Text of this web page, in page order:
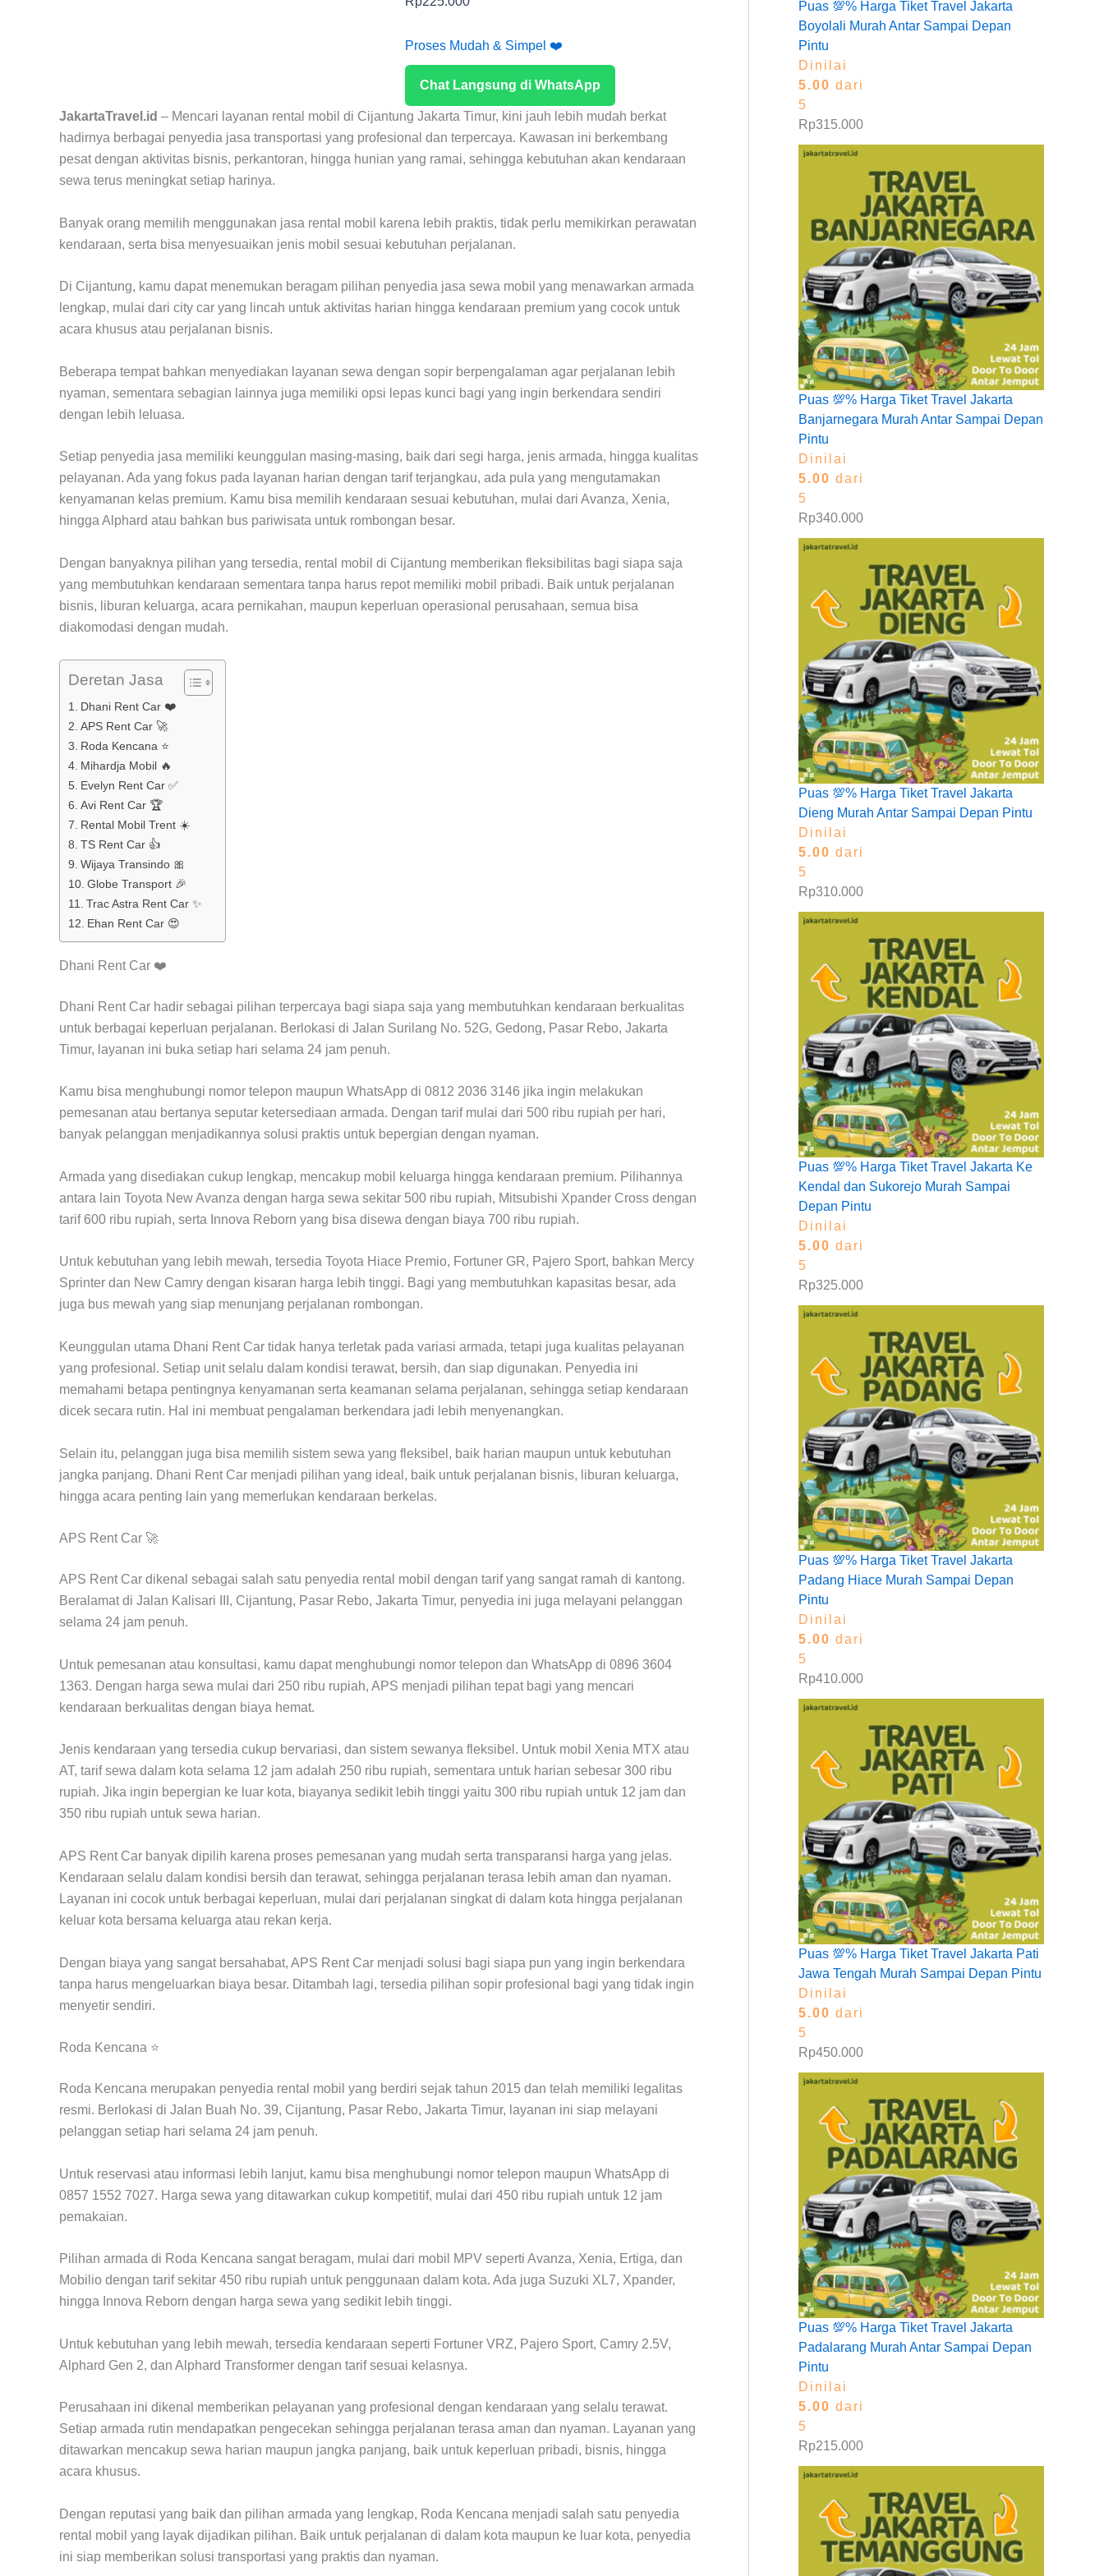
Proses Mudah & Simpel ❤️
Chat Langsung di WhatsApp
JakartaTravel.id – Mencari layanan rental mobil di Cijantung Jakarta Timur, kini jauh lebih mudah berkat
hadirnya berbagai penyedia jasa transportasi yang profesional dan terpercaya. Kawasan ini berkembang
pesat dengan aktivitas bisnis, perkantoran, hingga hunian yang ramai, sehingga kebutuhan akan kendaraan
sewa terus meningkat setiap harinya.
Banyak orang memilih menggunakan jasa rental mobil karena lebih praktis, tidak perlu memikirkan perawatan
kendaraan, serta bisa menyesuaikan jenis mobil sesuai kebutuhan perjalanan.
Di Cijantung, kamu dapat menemukan beragam pilihan penyedia jasa sewa mobil yang menawarkan armada
lengkap, mulai dari city car yang lincah untuk aktivitas harian hingga kendaraan premium yang cocok untuk
acara khusus atau perjalanan bisnis.
Beberapa tempat bahkan menyediakan layanan sewa dengan sopir berpengalaman agar perjalanan lebih
nyaman, sementara sebagian lainnya juga memiliki opsi lepas kunci bagi yang ingin berkendara sendiri
dengan lebih leluasa.
Setiap penyedia jasa memiliki keunggulan masing-masing, baik dari segi harga, jenis armada, hingga kualitas
pelayanan. Ada yang fokus pada layanan harian dengan tarif terjangkau, ada pula yang mengutamakan
kenyamanan kelas premium. Kamu bisa memilih kendaraan sesuai kebutuhan, mulai dari Avanza, Xenia,
hingga Alphard atau bahkan bus pariwisata untuk rombongan besar.
Dengan banyaknya pilihan yang tersedia, rental mobil di Cijantung memberikan fleksibilitas bagi siapa saja
yang membutuhkan kendaraan sementara tanpa harus repot memiliki mobil pribadi. Baik untuk perjalanan
bisnis, liburan keluarga, acara pernikahan, maupun keperluan operasional perusahaan, semua bisa
diakomodasi dengan mudah.
Deretan Jasa
Dhani Rent Car ❤️
APS Rent Car 🚀
Roda Kencana ⭐
Mihardja Mobil 🔥
Evelyn Rent Car ✅
Avi Rent Car 🏆
Rental Mobil Trent ☀️
TS Rent Car 👍
Wijaya Transindo 🎀
Globe Transport 🎉
Trac Astra Rent Car ✨
Ehan Rent Car 😍
Dhani Rent Car ❤️
Dhani Rent Car hadir sebagai pilihan terpercaya bagi siapa saja yang membutuhkan kendaraan berkualitas
untuk berbagai keperluan perjalanan. Berlokasi di Jalan Surilang No. 52G, Gedong, Pasar Rebo, Jakarta
Timur, layanan ini buka setiap hari selama 24 jam penuh.
Kamu bisa menghubungi nomor telepon maupun WhatsApp di 0812 2036 3146 jika ingin melakukan
pemesanan atau bertanya seputar ketersediaan armada. Dengan tarif mulai dari 500 ribu rupiah per hari,
banyak pelanggan menjadikannya solusi praktis untuk bepergian dengan nyaman.
Armada yang disediakan cukup lengkap, mencakup mobil keluarga hingga kendaraan premium. Pilihannya
antara lain Toyota New Avanza dengan harga sewa sekitar 500 ribu rupiah, Mitsubishi Xpander Cross dengan
tarif 600 ribu rupiah, serta Innova Reborn yang bisa disewa dengan biaya 700 ribu rupiah.
Untuk kebutuhan yang lebih mewah, tersedia Toyota Hiace Premio, Fortuner GR, Pajero Sport, bahkan Mercy
Sprinter dan New Camry dengan kisaran harga lebih tinggi. Bagi yang membutuhkan kapasitas besar, ada
juga bus mewah yang siap menunjang perjalanan rombongan.
Keunggulan utama Dhani Rent Car tidak hanya terletak pada variasi armada, tetapi juga kualitas pelayanan
yang profesional. Setiap unit selalu dalam kondisi terawat, bersih, dan siap digunakan. Penyedia ini
memahami betapa pentingnya kenyamanan serta keamanan selama perjalanan, sehingga setiap kendaraan
dicek secara rutin. Hal ini membuat pengalaman berkendara jadi lebih menyenangkan.
Selain itu, pelanggan juga bisa memilih sistem sewa yang fleksibel, baik harian maupun untuk kebutuhan
jangka panjang. Dhani Rent Car menjadi pilihan yang ideal, baik untuk perjalanan bisnis, liburan keluarga,
hingga acara penting lain yang memerlukan kendaraan berkelas.
APS Rent Car 🚀
APS Rent Car dikenal sebagai salah satu penyedia rental mobil dengan tarif yang sangat ramah di kantong.
Beralamat di Jalan Kalisari III, Cijantung, Pasar Rebo, Jakarta Timur, penyedia ini juga melayani pelanggan
selama 24 jam penuh.
Untuk pemesanan atau konsultasi, kamu dapat menghubungi nomor telepon dan WhatsApp di 0896 3604
1363. Dengan harga sewa mulai dari 250 ribu rupiah, APS menjadi pilihan tepat bagi yang mencari
kendaraan berkualitas dengan biaya hemat.
Jenis kendaraan yang tersedia cukup bervariasi, dan sistem sewanya fleksibel. Untuk mobil Xenia MTX atau
AT, tarif sewa dalam kota selama 12 jam adalah 250 ribu rupiah, sementara untuk harian sebesar 300 ribu
rupiah. Jika ingin bepergian ke luar kota, biayanya sedikit lebih tinggi yaitu 300 ribu rupiah untuk 12 jam dan
350 ribu rupiah untuk sewa harian.
APS Rent Car banyak dipilih karena proses pemesanan yang mudah serta transparansi harga yang jelas.
Kendaraan selalu dalam kondisi bersih dan terawat, sehingga perjalanan terasa lebih aman dan nyaman.
Layanan ini cocok untuk berbagai keperluan, mulai dari perjalanan singkat di dalam kota hingga perjalanan
keluar kota bersama keluarga atau rekan kerja.
Dengan biaya yang sangat bersahabat, APS Rent Car menjadi solusi bagi siapa pun yang ingin berkendara
tanpa harus mengeluarkan biaya besar. Ditambah lagi, tersedia pilihan sopir profesional bagi yang tidak ingin
menyetir sendiri.
Roda Kencana ⭐
Roda Kencana merupakan penyedia rental mobil yang berdiri sejak tahun 2015 dan telah memiliki legalitas
resmi. Berlokasi di Jalan Buah No. 39, Cijantung, Pasar Rebo, Jakarta Timur, layanan ini siap melayani
pelanggan setiap hari selama 24 jam penuh.
Untuk reservasi atau informasi lebih lanjut, kamu bisa menghubungi nomor telepon maupun WhatsApp di
0857 1552 7027. Harga sewa yang ditawarkan cukup kompetitif, mulai dari 450 ribu rupiah untuk 12 jam
pemakaian.
Pilihan armada di Roda Kencana sangat beragam, mulai dari mobil MPV seperti Avanza, Xenia, Ertiga, dan
Mobilio dengan tarif sekitar 450 ribu rupiah untuk penggunaan dalam kota. Ada juga Suzuki XL7, Xpander,
hingga Innova Reborn dengan harga sewa yang sedikit lebih tinggi.
Untuk kebutuhan yang lebih mewah, tersedia kendaraan seperti Fortuner VRZ, Pajero Sport, Camry 2.5V,
Alphard Gen 2, dan Alphard Transformer dengan tarif sesuai kelasnya.
Perusahaan ini dikenal memberikan pelayanan yang profesional dengan kendaraan yang selalu terawat.
Setiap armada rutin mendapatkan pengecekan sehingga perjalanan terasa aman dan nyaman. Layanan yang
ditawarkan mencakup sewa harian maupun jangka panjang, baik untuk keperluan pribadi, bisnis, hingga
acara khusus.
Dengan reputasi yang baik dan pilihan armada yang lengkap, Roda Kencana menjadi salah satu penyedia
rental mobil yang layak dijadikan pilihan. Baik untuk perjalanan di dalam kota maupun ke luar kota, penyedia
ini siap memberikan solusi transportasi yang praktis dan nyaman.
Puas 💯% Harga Tiket Travel Jakarta
Boyolali Murah Antar Sampai Depan
Pintu
Dinilai
5.00 dari
5
Rp315.000
Puas 💯% Harga Tiket Travel Jakarta
Banjarnegara Murah Antar Sampai Depan
Pintu
Dinilai
5.00 dari
5
Rp340.000
Puas 💯% Harga Tiket Travel Jakarta
Dieng Murah Antar Sampai Depan Pintu
Dinilai
5.00 dari
5
Rp310.000
Puas 💯% Harga Tiket Travel Jakarta Ke
Kendal dan Sukorejo Murah Sampai
Depan Pintu
Dinilai
5.00 dari
5
Rp325.000
Puas 💯% Harga Tiket Travel Jakarta
Padang Hiace Murah Sampai Depan
Pintu
Dinilai
5.00 dari
5
Rp410.000
Puas 💯% Harga Tiket Travel Jakarta Pati
Jawa Tengah Murah Sampai Depan Pintu
Dinilai
5.00 dari
5
Rp450.000
Puas 💯% Harga Tiket Travel Jakarta
Padalarang Murah Antar Sampai Depan
Pintu
Dinilai
5.00 dari
5
Rp215.000